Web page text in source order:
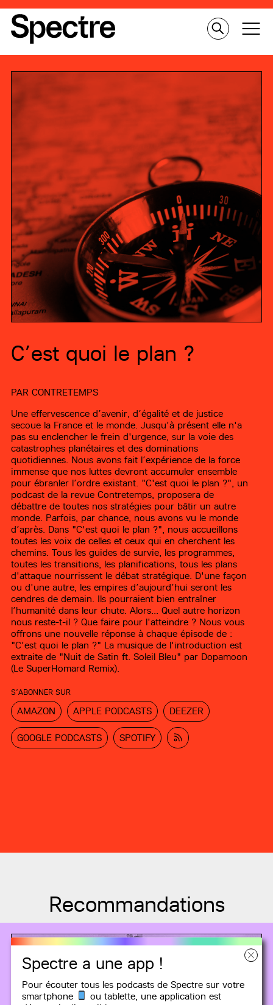
Spectre a une app !
Pour écouter tous les podcasts de Spectre sur votre
smartphone
ou tablette, uneapplication est
C’est quoi le plan ?
PARCONTRETEMPS
Une effervescence d’avenir, d’égalité et de justice
secoue la France et le monde. Jusqu'à présent elle n'a
pas su enclencher le frein d'urgence, sur la voie des
catastrophes planétaires et des dominations
quotidiennes. Nous avons fait l’expérience de la force
immense que nos luttes devront accumuler ensemble
pour ébranler l’ordre existant. "C'est quoi le plan ?", un
podcast de la revue Contretemps, proposera de
débattre de toutes nos stratégies pour bâtir un autre
monde. Parfois, par chance, nous avons vu le monde
d’après. Dans "C'est quoi le plan ?", nous accueillons
toutes les voix de celles et ceux qui en cherchent les
chemins. Tous les guides de survie, les programmes,
toutes les transitions, les planifications, tous les plans
d'attaque nourrissent le débat stratégique. D'une façon
ou d'une autre, les empires d’aujourd’hui seront les
cendres de demain. Ils pourraient bien entraîner
l’humanité dans leur chute. Alors... Quel autre horizon
nous reste-t-il ? Que faire pour l'atteindre ? Nous vous
offrons une nouvelle réponse à chaque épisode de :
"C'est quoi le plan ?" La musique de l'introduction est
extraite de "Nuit de Satin ft. Soleil Bleu" par Dopamoon
(Le SuperHomard Remix).
S’ABONNER SUR
AMAZON APPLE PODCASTS DEEZER
GOOGLE PODCASTS SPOTIFY
Recommandations